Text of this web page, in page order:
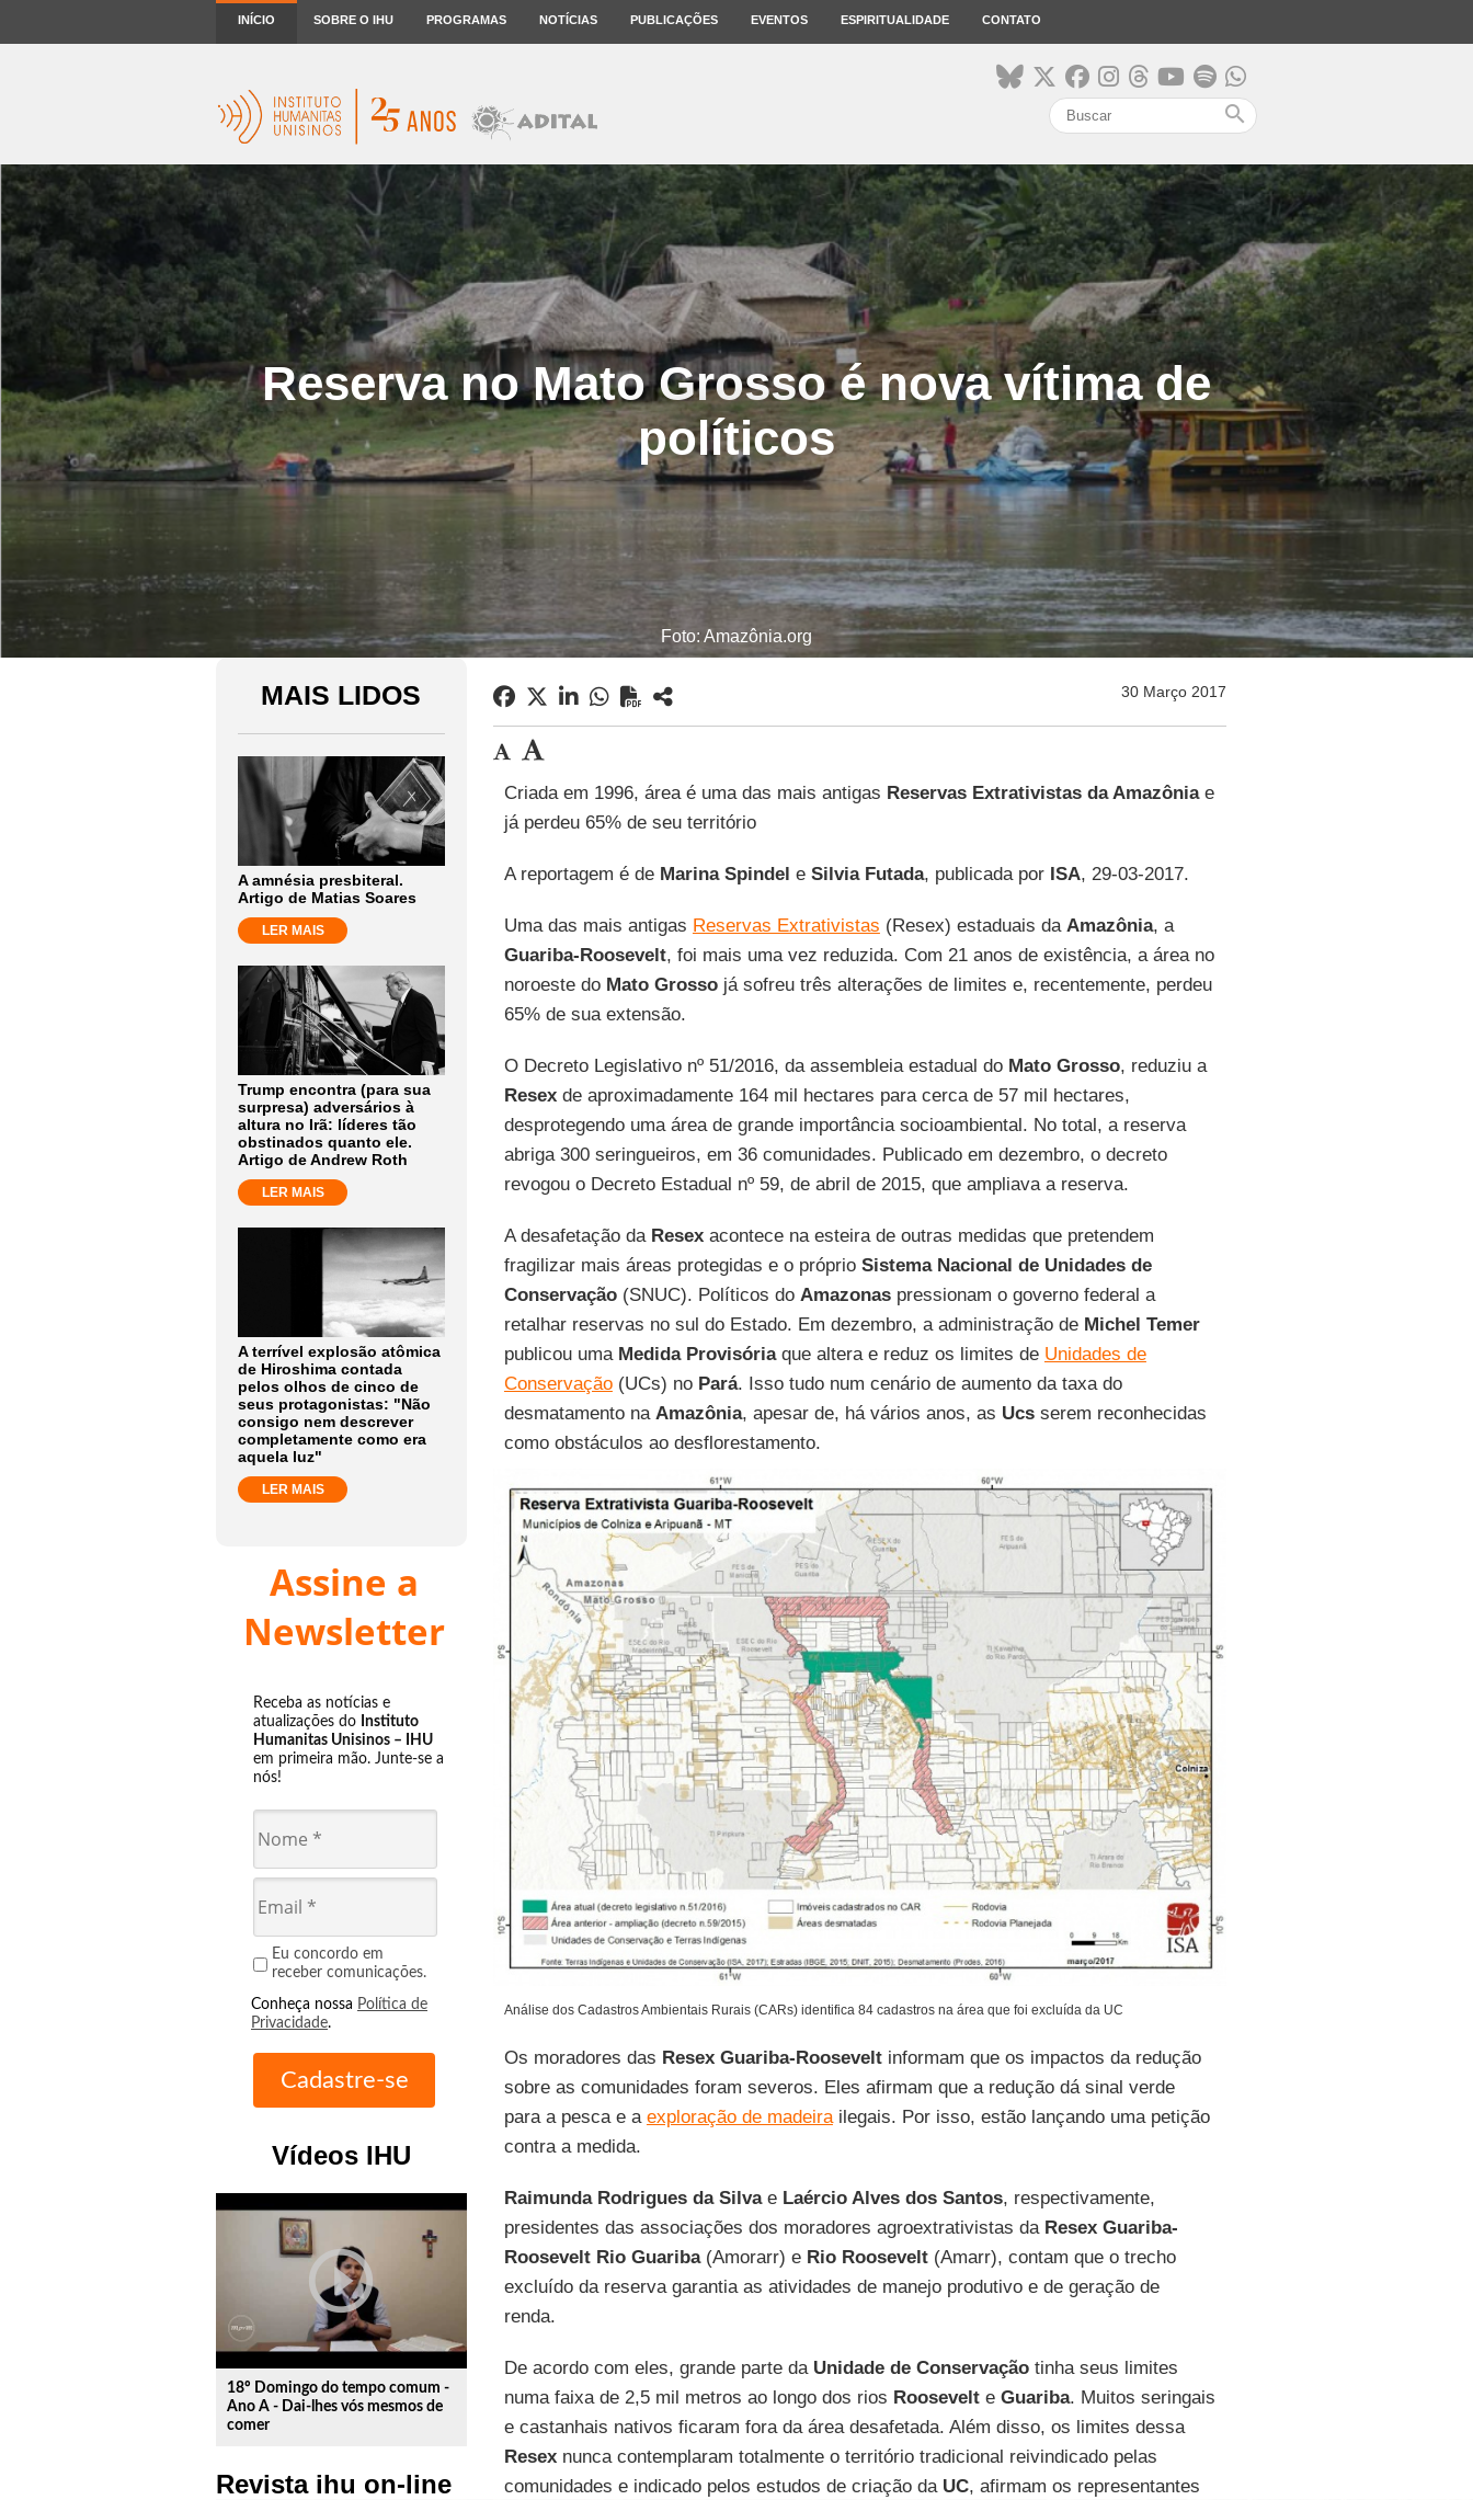
INÍCIO SOBRE O IHU PROGRAMAS NOTÍCIAS PUBLICAÇÕES EVENTOS ESPIRITUALIDADE CONTATO
search
Reserva no Mato Grosso é nova vítima de
políticos
Foto: Amazônia.org
MAIS LIDOS
A amnésia presbiteral.
Artigo de Matias Soares
LER MAIS
Trump encontra (para sua
surpresa) adversários à
altura no Irã: líderes tão
obstinados quanto ele.
Artigo de Andrew Roth
LER MAIS
A terrível explosão atômica
de Hiroshima contada
pelos olhos de cinco de
seus protagonistas: "Não
consigo nem descrever
completamente como era
aquela luz"
LER MAIS
Assine a
Newsletter
Receba as notícias e
atualizações do Instituto
Humanitas Unisinos – IHU
em primeira mão. Junte-se a
nós!
Eu concordo em
receber comunicações.
Conheça nossa Política de
Privacidade.
Vídeos IHU
play_circle_outline
18º Domingo do tempo comum -
Ano A - Dai-lhes vós mesmos de
comer
Revista ihu on-line
30 Março 2017
Criada em 1996, área é uma das mais antigas Reservas Extrativistas da Amazôniae
já perdeu 65% de seu território
A reportagem é de Marina Spindel e Silvia Futada, publicada por ISA, 29-03-2017.
Uma das mais antigas Reservas Extrativistas (Resex) estaduais da Amazônia, a
Guariba-Roosevelt, foi mais uma vez reduzida. Com 21 anos de existência, a área no
noroeste do Mato Grossojá sofreu três alterações de limites e, recentemente, perdeu
65% de sua extensão.
O Decreto Legislativo nº 51/2016, da assembleia estadual do Mato Grosso, reduziu a
Resexde aproximadamente 164 mil hectares para cerca de 57 mil hectares,
desprotegendo uma área de grande importância socioambiental. No total, a reserva
abriga 300 seringueiros, em 36 comunidades. Publicado em dezembro, o decreto
revogou o Decreto Estadual nº 59, de abril de 2015, que ampliava a reserva.
A desafetação da Resexacontece na esteira de outras medidas que pretendem
fragilizar mais áreas protegidas e o próprio Sistema Nacional de Unidades de
Conservação(SNUC). Políticos do Amazonaspressionam o governo federal a
retalhar reservas no sul do Estado. Em dezembro, a administração de Michel Temer
publicou uma Medida Provisóriaque altera e reduz os limites de Unidades de
Conservação(UCs) no Pará. Isso tudo num cenário de aumento da taxa do
desmatamento na Amazônia, apesar de, há vários anos, as Ucsserem reconhecidas
como obstáculos ao desflorestamento.
Análise dos Cadastros Ambientais Rurais (CARs) identifica 84 cadastros na área que foi excluída da UC
Os moradores das Resex Guariba-Rooseveltinformam que os impactos da redução
sobre as comunidades foram severos. Eles afirmam que a redução dá sinal verde
para a pesca e a exploração de madeirailegais. Por isso, estão lançando uma petição
contra a medida.
Raimunda Rodrigues da Silvae Laércio Alves dos Santos, respectivamente,
presidentes das associações dos moradores agroextrativistas da Resex Guariba-
Roosevelt Rio Guariba(Amorarr) e Rio Roosevelt(Amarr), contam que o trecho
excluído da reserva garantia as atividades de manejo produtivo e de geração de
renda.
De acordo com eles, grande parte da Unidade de Conservaçãotinha seus limites
numa faixa de 2,5 mil metros ao longo dos rios Roosevelte Guariba. Muitos seringais
e castanhais nativos ficaram fora da área desafetada. Além disso, os limites dessa
Resexnunca contemplaram totalmente o território tradicional reivindicado pelas
comunidades e indicado pelos estudos de criação da UC, afirmam os representantes